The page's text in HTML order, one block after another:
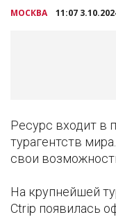
МОСКВА 11:07
Ресурс входит в
турагентств
свои
На крупнейшей
Ctrip появилась